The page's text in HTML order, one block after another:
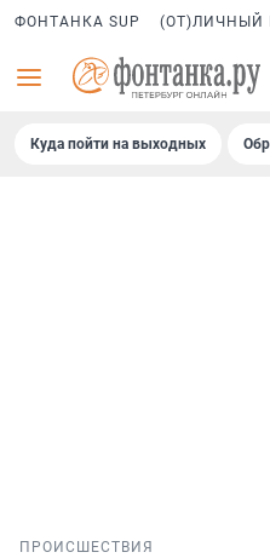
ФОНТАНКА SUP (ОТ)ЛИЧНЫЙ
Куда пойти на выходных
ПРОИСШЕСТВИЯ